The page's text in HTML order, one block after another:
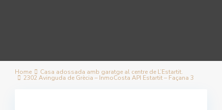
Home Casa adossada amb garatge al centre de L’Estartit.
2302 Avinguda de Grècia – InmoCosta API Estartit – Façana 3